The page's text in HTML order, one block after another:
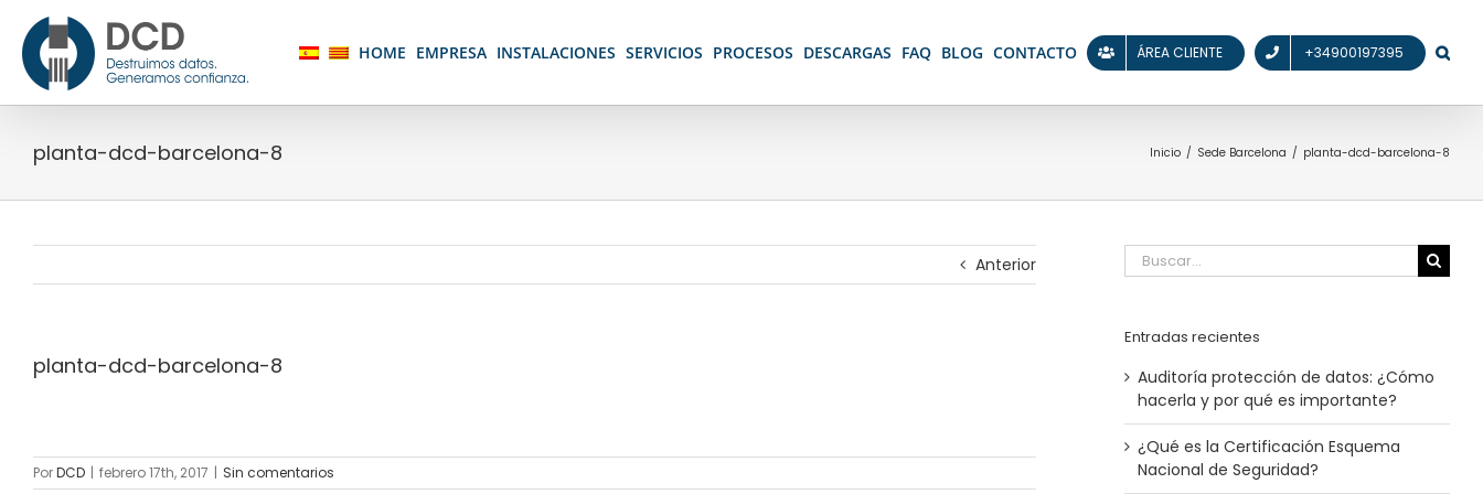
contenido
HOME EMPRESA INSTALACIONES SERVICIOS PROCESOS DESCARGAS FAQ BLOG CONTACTO ÁREA CLIENTE +34900197395
planta-dcd-barcelona-8 Inicio / Sede Barcelona / planta-dcd-barcelona-8
Anterior
planta-dcd-barcelona-8
PorDCD | febrero 17th, 2017 | Sin comentarios
Buscar:
Entradas recientes
Auditoría protección de datos​: ¿Cómo
hacerla y por qué es importante?
¿Qué es la Certificación Esquema
Nacional de Seguridad?